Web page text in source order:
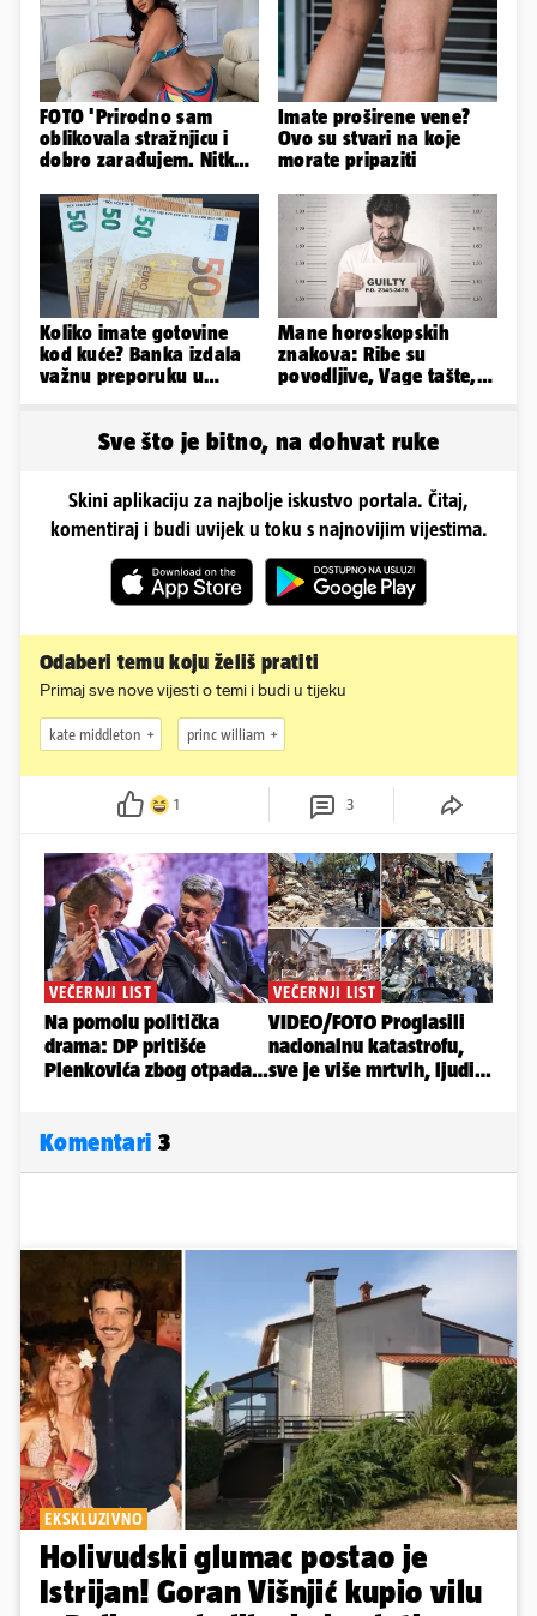
FOTO 'Prirodno sam
oblikovala stražnjicu i
dobro zarađujem. Nitko
Imate proširene vene?
Ovo su stvari na koje
morate pripaziti
Koliko imate gotovine
kod kuće? Banka izdala
važnu preporuku u
Mane horoskopskih
znakova: Ribe su
povodljive, Vage tašte,
Sve što je bitno, na dohvat ruke
Skini aplikaciju za najbolje iskustvo portala. Čitaj,
komentiraj i budi uvijek u toku s najnovijim vijestima.
Odaberi temu koju želiš pratiti
Primaj sve nove vijesti o temi i budi u tijeku
kate middleton princ william
1 3
Komentari 3
EKSKLUZIVNO
Holivudski glumac postao je
Istrijan! Goran Višnjić kupio vilu